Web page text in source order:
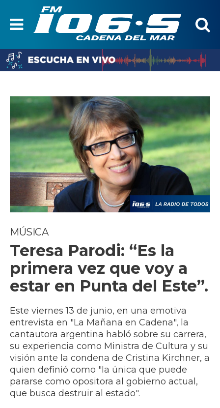
MÚSICA
Teresa Parodi: “Es la
primera vez que voy a
estar en Punta del Este”.
Este viernes 13 de junio, en una emotiva
entrevista en "La Mañana en Cadena", la
cantautora argentina habló sobre su carrera,
su experiencia como Ministra de Cultura y su
visión ante la condena de Cristina Kirchner, a
quien definió como "la única que puede
pararse como opositora al gobierno actual,
que busca destruir al estado".